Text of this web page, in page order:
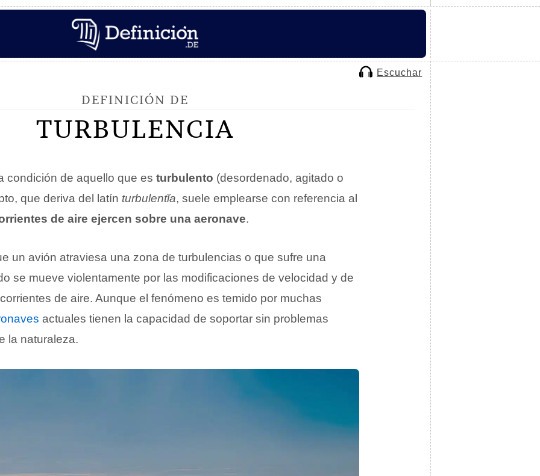
Escuchar
DEFINICIÓN DE
TURBULENCIA
condición de aquello que es turbulento (desordenado, agitado o
que deriva del latín turbulentĭa, suele emplearse con referencia al
de aire ejercen sobre una aeronave.
un avión atraviesa una zona de turbulencias o que sufre una
se mueve violentamente por las modificaciones de velocidad y de
de aire. Aunque el fenómeno es temido por muchas
actuales tienen la capacidad de soportar sin problemas
la naturaleza.